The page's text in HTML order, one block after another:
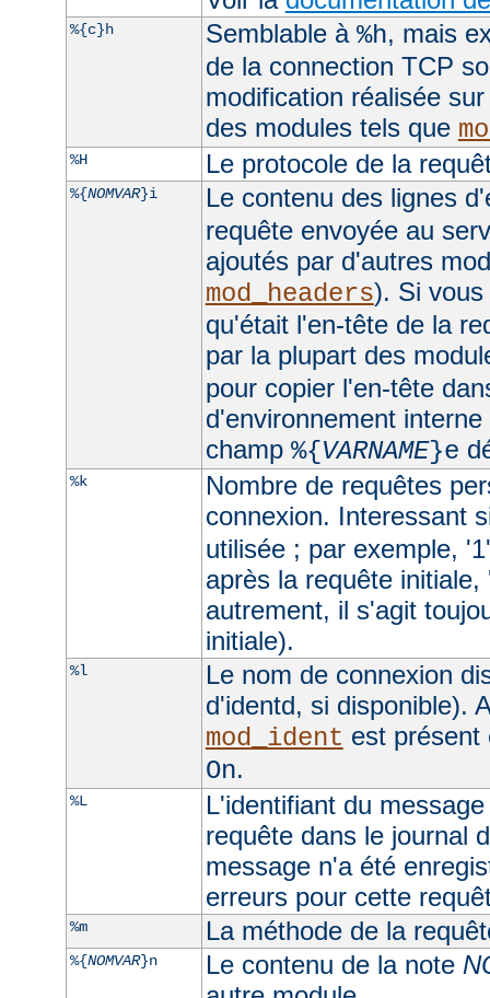
%{c}h Semblable à %h, mais
de la connection TCP
modification réalisée
des modules tels que
%H Le protocole de la
%{NOMVAR}i
Le contenu des lignes
requête envoyée au
ajoutés par d'autres
mod_headers). Si
qu'était l'en-tête de la
par la plupart des
pour copier l'en-tête
d'environnement
champ %{VARNAME}e
%k
Nombre de requêtes
connexion. Interessant
utilisée ; par exemple,
après la requête
autrement, il s'agit
initiale).
%l
Le nom de connexion
d'identd, si disponible).
mod_ident est
On.
%L
L'identifiant du
requête dans le journal
message n'a été
erreurs pour cette
%m La méthode de la
%{NOMVAR}n Le contenu de la note